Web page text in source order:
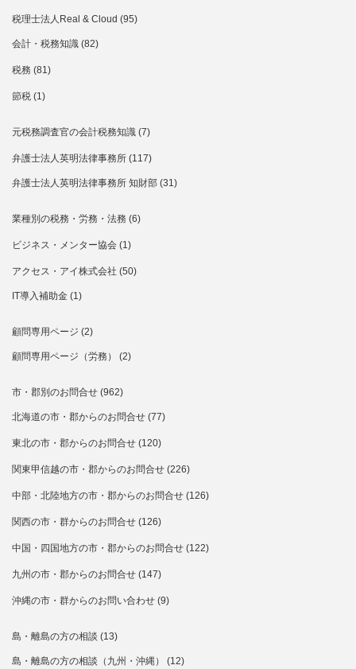
税理士法人Real & Cloud (95)
会計・税務知識 (82)
税務 (81)
節税 (1)
元税務調査官の会計税務知識 (7)
弁護士法人英明法律事務所 (117)
弁護士法人英明法律事務所 知財部 (31)
業種別の税務・労務・法務 (6)
ビジネス・メンター協会 (1)
アクセス・アイ株式会社 (50)
IT導入補助金 (1)
顧問専用ページ (2)
顧問専用ページ（労務） (2)
市・郡別のお問合せ (962)
北海道の市・郡からのお問合せ (77)
東北の市・郡からのお問合せ (120)
関東甲信越の市・郡からのお問合せ (226)
中部・北陸地方の市・郡からのお問合せ (126)
関西の市・群からのお問合せ (126)
中国・四国地方の市・郡からのお問合せ (122)
九州の市・郡からのお問合せ (147)
沖縄の市・群からのお問い合わせ (9)
島・離島の方の相談 (13)
島・離島の方の相談（九州・沖縄） (12)